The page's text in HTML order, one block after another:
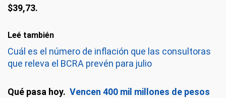
$39,73.
Leé también
Cuál es el número de inflación que las consultoras
que releva el BCRA prevén para julio
Qué pasa hoy. Vencen 400 mil millones de pesos